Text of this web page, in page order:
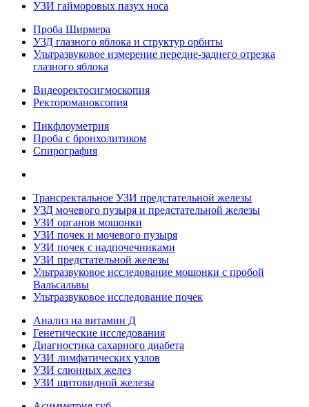
УЗИ гайморовых пазух носа
Проба Ширмера
УЗД глазного яблока и структур орбиты
Ультразвуковое измерение передне-заднего отрезка
глазного яблока
Видеоректосигмоскопия
Ректороманоксопия
Пикфлоуметрия
Проба с бронхолитиком
Спирография
Трансректальное УЗИ предстательной железы
УЗД мочевого пузыря и предстательной железы
УЗИ органов мошонки
УЗИ почек и мочевого пузыря
УЗИ почек с надпочечниками
УЗИ предстательной железы
Ультразвуковое исследование мошонки с пробой
Вальсальвы
Ультразвуковое исследование почек
Анализ на витамин Д
Генетические исследования
Диагностика сахарного диабета
УЗИ лимфатических узлов
УЗИ слюнных желез
УЗИ щитовидной железы